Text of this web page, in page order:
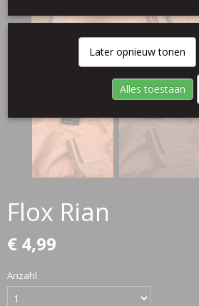
Flox Rian
€ 4,99
Anzahl
Later opnieuw tonen
Alles toestaan